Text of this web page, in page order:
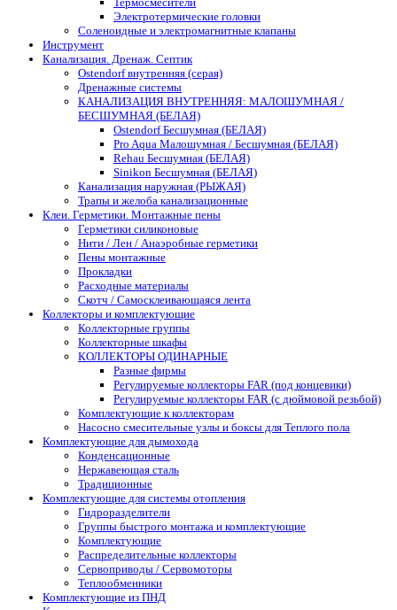
Электротермические головки
Соленоидные и электромагнитные клапаны
Инструмент
Канализация. Дренаж. Септик
Ostendorf внутренняя (серая)
Дренажные системы
КАНАЛИЗАЦИЯ ВНУТРЕННЯЯ: МАЛОШУМНАЯ /
БЕСШУМНАЯ (БЕЛАЯ)
Ostendorf Бесшумная (БЕЛАЯ)
Pro Aqua Малошумная / Бесшумная (БЕЛАЯ)
Rehau Бесшумная (БЕЛАЯ)
Sinikon Бесшумная (БЕЛАЯ)
Канализация наружная (РЫЖАЯ)
Трапы и желоба канализационные
Клеи. Герметики. Монтажные пены
Герметики силиконовые
Нити / Лен / Анаэробные герметики
Пены монтажные
Прокладки
Расходные материалы
Скотч / Самосклеивающаяся лента
Коллекторы и комплектующие
Коллекторные группы
Коллекторные шкафы
КОЛЛЕКТОРЫ ОДИНАРНЫЕ
Разные фирмы
Регулируемые коллекторы FAR (под концевики)
Регулируемые коллекторы FAR (с дюймовой резьбой)
Комплектующие к коллекторам
Насосно смесительные узлы и боксы для Теплого пола
Комплектующие для дымохода
Конденсационные
Нержавеющая сталь
Традиционные
Комплектующие для системы отопления
Гидроразделители
Группы быстрого монтажа и комплектующие
Комплектующие
Распределительные коллекторы
Сервоприводы / Сервомоторы
Теплообменники
Комплектующие из ПНД